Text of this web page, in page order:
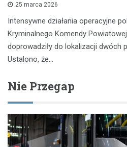
25 marca 2026
Intensywne działania operacyjne
Kryminalnego Komendy
doprowadziły do lokalizacji dwóch
Ustalono, że…
Nie Przegap